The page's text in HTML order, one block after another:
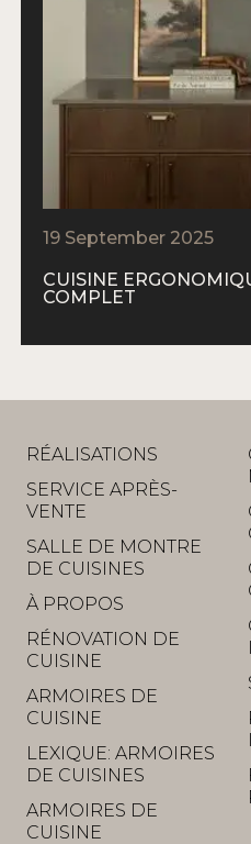
19 September 2025
CUISINE
COMPLET
RÉALISATIONS
SERVICE APRÈS-
VENTE
SALLE DE MONTRE
DE CUISINES
À PROPOS
RÉNOVATION DE
CUISINE
ARMOIRES DE
CUISINE
LEXIQUE: ARMOIRES
DE CUISINES
ARMOIRES DE
CUISINE